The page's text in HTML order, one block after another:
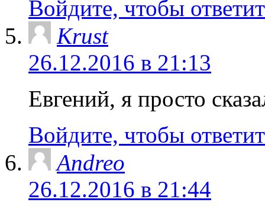
Войдите, чтобы
Krust
26.12.2016 в 21:13
Евгений, я просто
Войдите, чтобы
Andreo
26.12.2016 в 21:44